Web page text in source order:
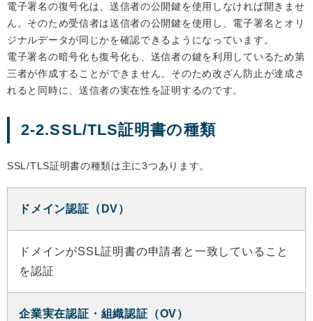
電子署名の復号化は、送信者の公開鍵を使用しなければ開きませ
ん。そのため受信者は送信者の公開鍵を使用し、電子署名とオリ
ジナルデータが同じかを確認できるようになっています。
電子署名の暗号化も復号化も、送信者の鍵を利用しているため第
三者が作成することができません。そのため改ざん防止が達成さ
れると同時に、送信者の実在性を証明するのです。
2-2.SSL/TLS証明書の種類
SSL/TLS証明書の種類は主に3つあります。
ドメイン認証（DV）
ドメインがSSL証明書の申請者と一致していること
を認証
企業実在認証・組織認証（OV）